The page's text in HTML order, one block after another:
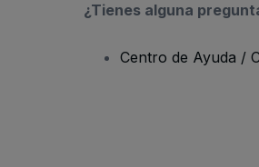
¿Tienes alguna
Centro de Ayuda /